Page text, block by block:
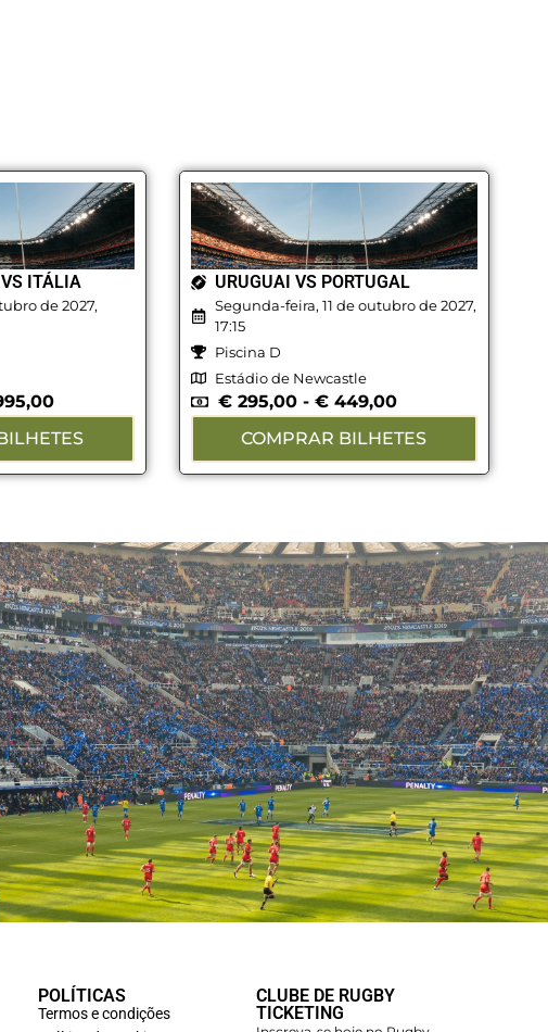
ITÁLIA
de 2027,
URUGUAI VS PORTUGAL
Segunda-feira, 11 de outubro de 2027,
17:15
Piscina D
Estádio de Newcastle
€295,00 - €449,00
COMPRAR BILHETES
POLÍTICAS
Termos e condições
CLUBE DE RUGBY
TICKETING